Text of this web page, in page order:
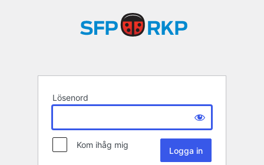
Lösenord
Kom ihåg mig